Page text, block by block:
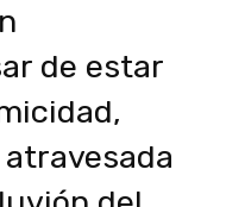
de estar